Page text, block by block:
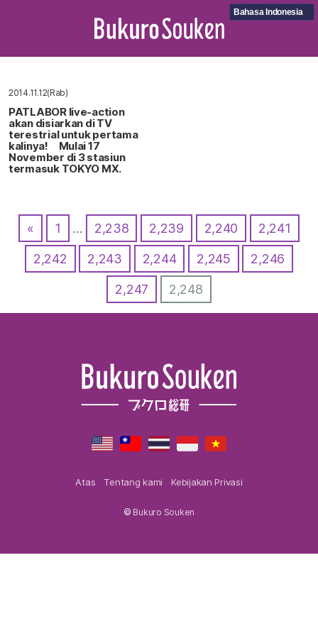
Bahasa Indonesia
2014.11.12(Rab)
PATLABOR live-action
akan disiarkan di TV
terestrial untuk pertama
kalinya! Mulai 17
November di 3 stasiun
termasuk TOKYO MX.
« 1 … 2,238 2,239 2,240 2,241
2,242 2,243 2,244 2,245 2,246
2,247 2,248
Atas Tentang kami Kebijakan Privasi
© Bukuro Souken